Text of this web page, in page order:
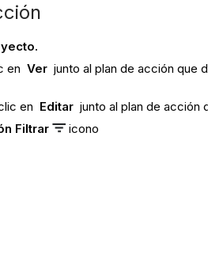
enVer junto al plan de acción que
en Editarjunto al plan de acción
Filtrar
icono